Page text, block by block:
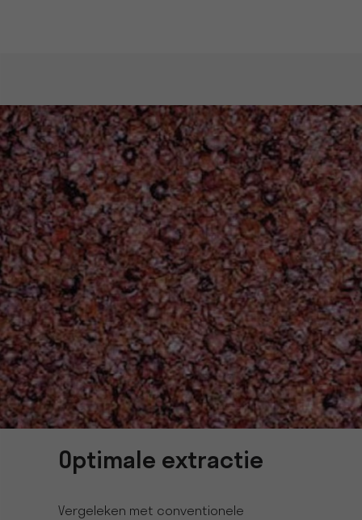
Optimale extractie
Vergeleken met conventionele